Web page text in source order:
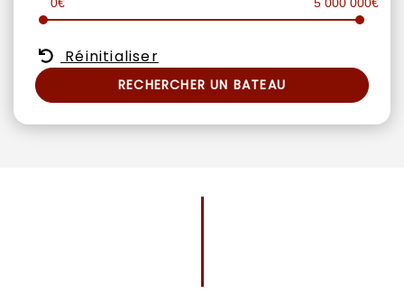
Réinitialiser
RECHERCHER UN BATEAU